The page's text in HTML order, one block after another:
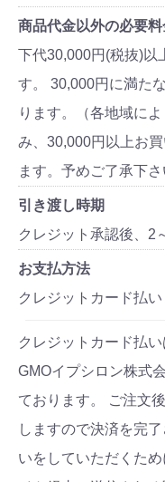
商品代金以外の必要料
下代30,000円(税抜)以
す。 30,000円に満た
ります。（各地域に
み、30,000円以上お
ます。予めご了承下さ
引き渡し時期
クレジット承認後、2
お支払方法
クレジットカード払い
クレジットカード払
GMOイプシロン株式
ております。 ご注文
しますので決済を完
いをしていただくた